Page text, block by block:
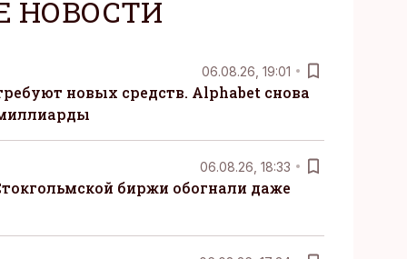
НОВОСТИ
06.08.26, 19:01
новых средств. Alphabet снова
06.08.26, 18:33
биржи обогнали даже